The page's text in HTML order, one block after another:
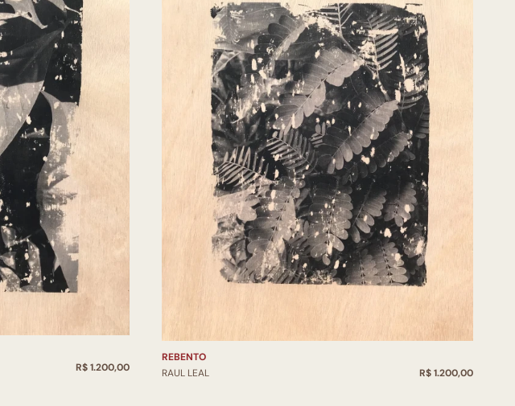
R$ 1.200,00
REBENTO
RAUL LEAL
R$ 1.200,00